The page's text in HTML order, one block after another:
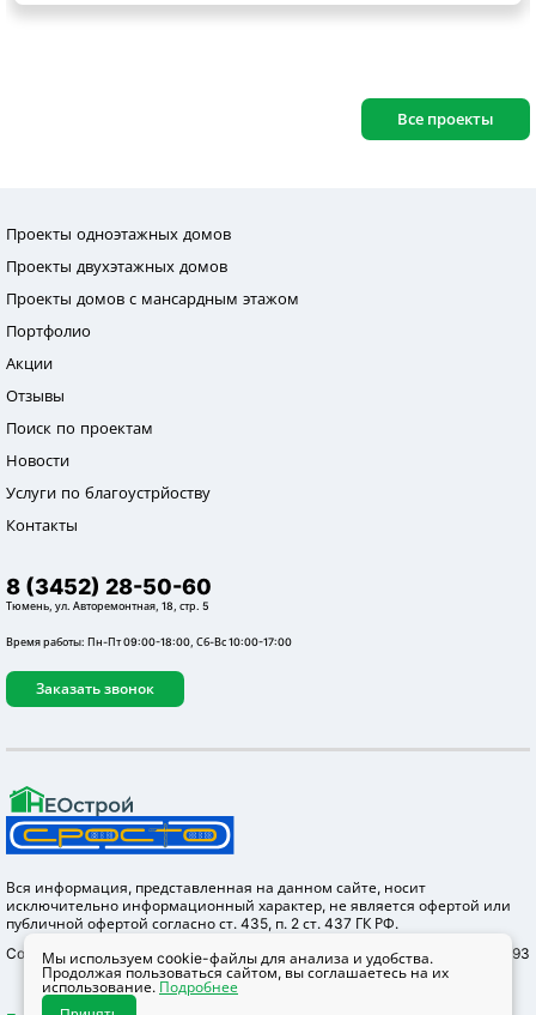
Все проекты
Проекты одноэтажных домов
Проекты двухэтажных домов
Проекты домов с мансардным этажом
Портфолио
Акции
Отзывы
Поиск по проектам
Новости
Услуги по благоустрйоству
Контакты
8 (3452) 28-50-60
Тюмень, ул. Авторемонтная, 18, стр. 5
Время работы: Пн-Пт 09:00-18:00, Сб-Вс 10:00-17:00
Заказать звонок
Вся информация, представленная на данном сайте, носит
исключительно информационный характер, не является офертой или
публичной офертой согласно ст. 435, п. 2 ст. 437 ГК РФ.
Copyright © 2012-2026 Неострой, ОГРН 1147232004655 ИНН 7203304293
Мы используем cookie-файлы для анализа и удобства.
Продолжая пользоваться сайтом, вы соглашаетесь на их
использование. Подробнее